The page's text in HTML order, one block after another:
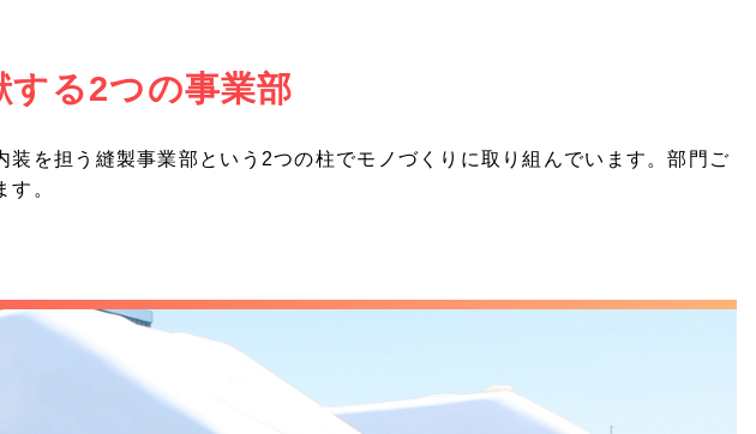
する2つの事業部
を担う縫製事業部という2つの柱でモノづくりに取り組んでいます。部門ご
。